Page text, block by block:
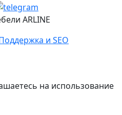
ARLINE
и SEO
на использование